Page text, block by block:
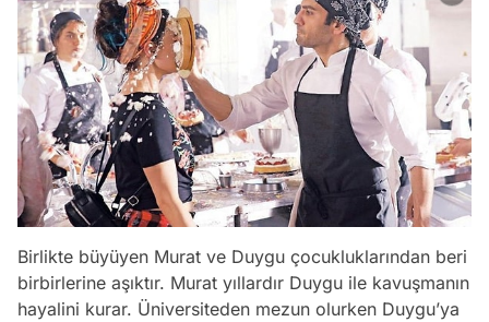
Birlikte büyüyen Murat ve Duygu çocukluklarından beri
birbirlerine aşıktır. Murat yıllardır Duygu ile kavuşmanın
hayalini kurar. Üniversiteden mezun olurken Duygu’ya